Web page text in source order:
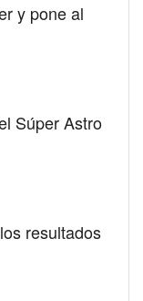
y pone al
Súper Astro
resultados